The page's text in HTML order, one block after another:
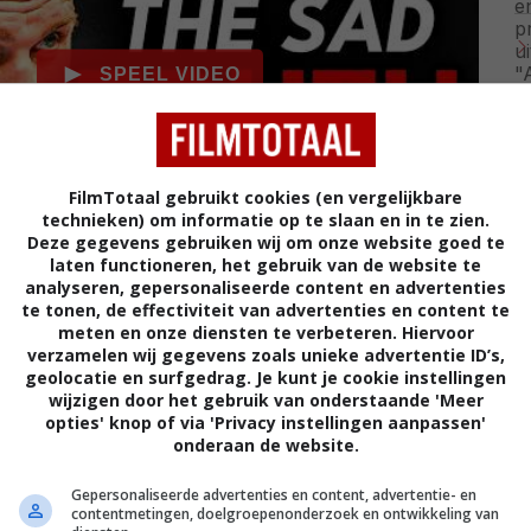
dat een carrièrepad geen rechte lijn hoeft te zijn.
van Athlete Central volgt meer over zijn
VOLG FILMTOTAAL
FilmTotaal gebruikt cookies (en vergelijkbare
technieken) om informatie op te slaan en in te zien.
Deze gegevens gebruiken wij om onze website goed te
laten functioneren, het gebruik van de website te
analyseren, gepersonaliseerde content en advertenties
te tonen, de effectiviteit van advertenties en content te
meten en onze diensten te verbeteren. Hiervoor
verzamelen wij gegevens zoals unieke advertentie ID’s,
geolocatie en surfgedrag. Je kunt je cookie instellingen
wijzigen door het gebruik van onderstaande 'Meer
opties' knop of via 'Privacy instellingen aanpassen'
onderaan de website.
Gepersonaliseerde advertenties en content, advertentie- en
contentmetingen, doelgroepenonderzoek en ontwikkeling van